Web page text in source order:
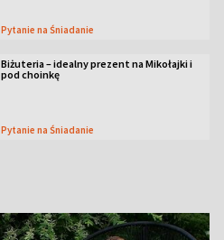
Pytanie na Śniadanie
Biżuteria – idealny prezent na Mikołajki i
pod choinkę
Pytanie na Śniadanie